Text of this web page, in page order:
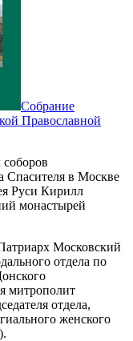
Собрание
Православной
соборов
Спасителя в Москве
Руси Кирилл
монастырей
Московский
отдела по
митрополит
отдела,
женского